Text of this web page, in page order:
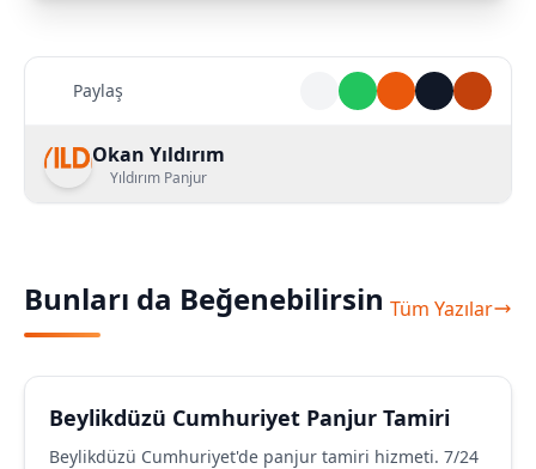
Paylaş
Okan Yıldırım
Yıldırım Panjur
Bunları da Beğenebilirsin Tüm Yazılar
Beylikdüzü Cumhuriyet Panjur Tamiri
Beylikdüzü Cumhuriyet'de panjur tamiri hizmeti. 7/24